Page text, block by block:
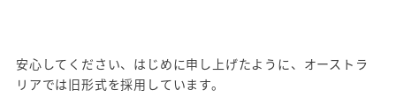
安心してください、はじめに申し上げたように、オーストラ
リアでは旧形式を採用しています。